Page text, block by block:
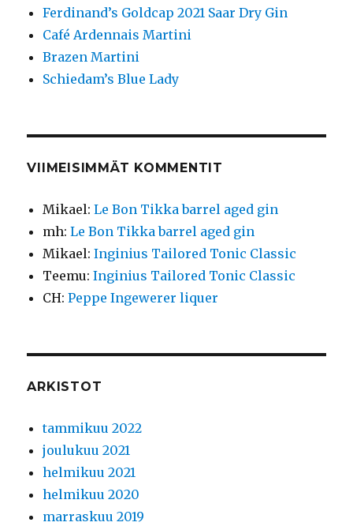
Ferdinand’s Goldcap 2021 Saar Dry Gin
Café Ardennais Martini
Brazen Martini
Schiedam’s Blue Lady
VIIMEISIMMÄT KOMMENTIT
Mikael:Le Bon Tikka barrel aged gin
mh:Le Bon Tikka barrel aged gin
Mikael:Inginius Tailored Tonic Classic
Teemu:Inginius Tailored Tonic Classic
CH:Peppe Ingewerer liquer
ARKISTOT
tammikuu 2022
joulukuu 2021
helmikuu 2021
helmikuu 2020
marraskuu 2019